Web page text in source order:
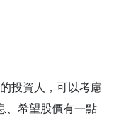
投資人，可以考慮
、希望股價有一點